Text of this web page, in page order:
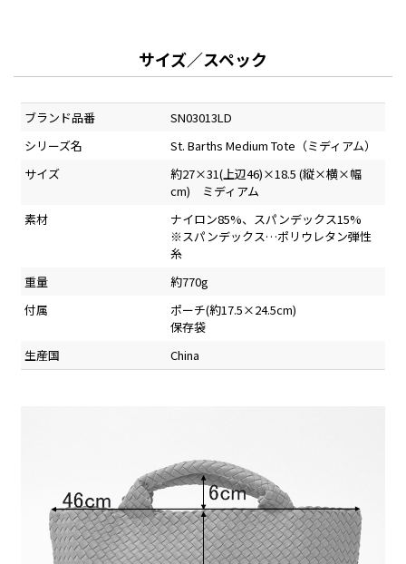
サイズ／スペック
ブランド品番
SN03013LD
シリーズ名
St. Barths Medium Tote（ミディアム）
サイズ
約27×31(上辺46)×18.5 (縦×横×幅
cm) ミディアム
素材
ナイロン85%、スパンデックス15%
※スパンデックス…ポリウレタン弾性
糸
重量
約770g
付属
ポーチ(約17.5×24.5cm)
保存袋
生産国
China